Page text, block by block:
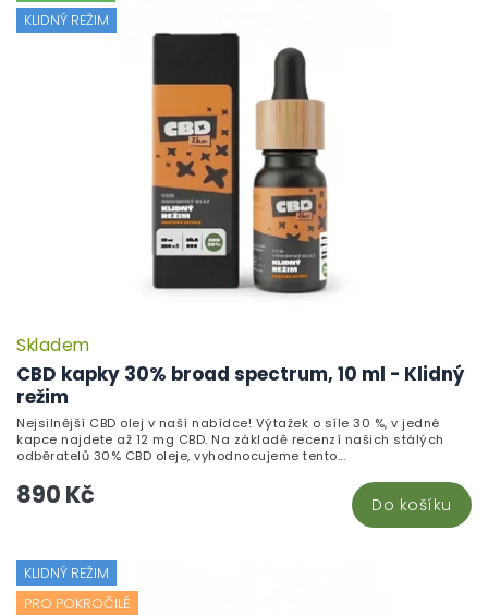
KLIDNÝ REŽIM
CBD kapky 30% broad spectrum, 10 ml - Klidný
režim
Skladem
890 Kč Do košíku
Nejsilnější CBD olej v naší nabídce! Výtažek o síle 30 %, v jedné
kapce najdete až 12 mg CBD. Na základě recenzí našich stálých
odběratelů 30% CBD oleje, vyhodnocujeme tento...
KLIDNÝ REŽIM
PRO POKROČILÉ